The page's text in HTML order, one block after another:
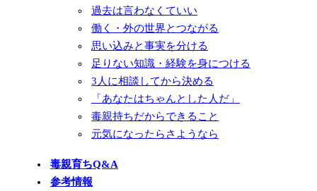
過去は言わなくていい
働く・外の世界とつながる
思い込みと事実を分ける
足りない知識・経験を身につける
3人に相談してから決める
「あなたはちゃんとした人だ」
毒親持ちだからできること
元気になったらさようなら
毒親育ちQ&A
参考情報